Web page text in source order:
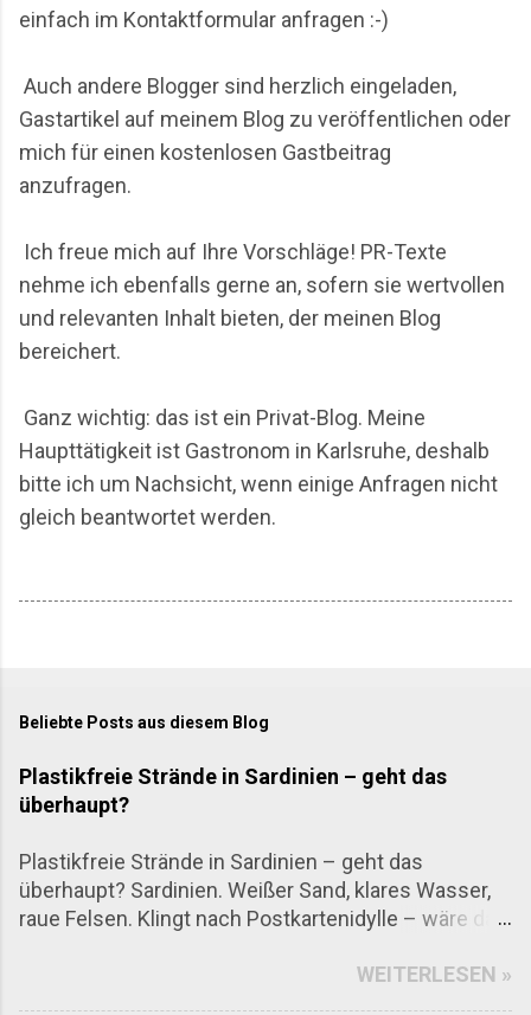
einfach im Kontaktformular anfragen :-)
Auch andere Blogger sind herzlich eingeladen,
Gastartikel auf meinem Blog zu veröffentlichen oder
mich für einen kostenlosen Gastbeitrag
anzufragen.
Ich freue mich auf Ihre Vorschläge! PR-Texte
nehme ich ebenfalls gerne an, sofern sie wertvollen
und relevanten Inhalt bieten, der meinen Blog
bereichert.
Ganz wichtig: das ist ein Privat-Blog. Meine
Haupttätigkeit ist Gastronom in Karlsruhe, deshalb
bitte ich um Nachsicht, wenn einige Anfragen nicht
gleich beantwortet werden.
Beliebte Posts aus diesem Blog
Plastikfreie Strände in Sardinien – geht das
überhaupt?
Plastikfreie Strände in Sardinien – geht das
überhaupt? Sardinien. Weißer Sand, klares Wasser,
raue Felsen. Klingt nach Postkartenidylle – wäre da
Aber: Es gibt sie tatsächlich, die Strände, an denen
WEITERLESEN »